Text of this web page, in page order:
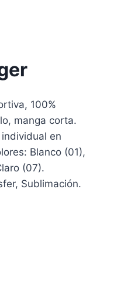
100%
manga corta.
en
Blanco (01),
(07).
Sublimación.